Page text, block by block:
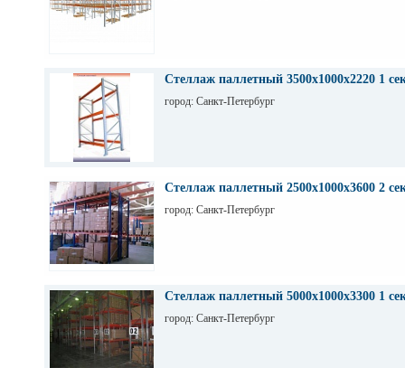
Стеллаж паллетный 3500х1000х2220 1
город: Санкт-Петербург
Стеллаж паллетный 2500х1000х3600 2
город: Санкт-Петербург
Стеллаж паллетный 5000х1000х3300 1
город: Санкт-Петербург